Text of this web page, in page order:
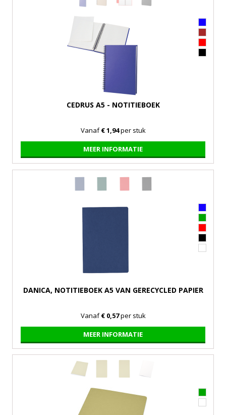
CEDRUS A5 - NOTITIEBOEK
Vanaf€ 1,94per stuk
MEER INFORMATIE
DANICA, NOTITIEBOEK A5 VAN GERECYCLED PAPIER
Vanaf€ 0,57per stuk
MEER INFORMATIE